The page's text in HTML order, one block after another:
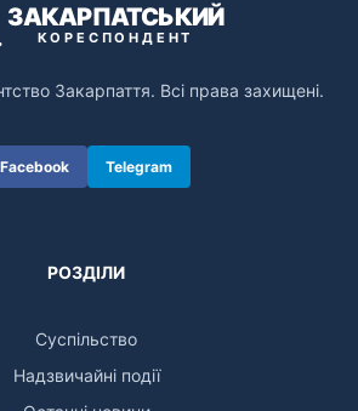
ЗАКАРПАТСЬКИЙ
КОРЕСПОНДЕНТ
Закарпаття. Всі права захищені.
Facebook Telegram
РОЗДІЛИ
Суспільство
Надзвичайні події